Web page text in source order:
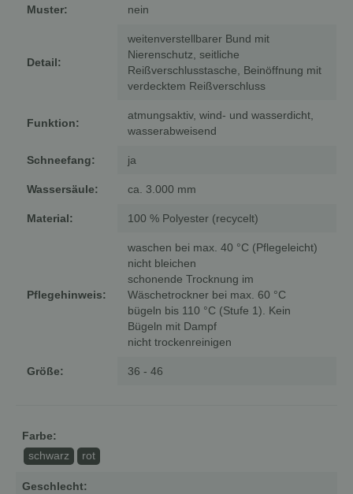
Muster: nein
Detail:
weitenverstellbarer Bund mit
Nierenschutz, seitliche
Reißverschlusstasche, Beinöffnung mit
verdecktem Reißverschluss
Funktion:
atmungsaktiv, wind- und wasserdicht,
wasserabweisend
Schneefang: ja
Wassersäule: ca. 3.000 mm
Material: 100 % Polyester (recycelt)
Pflegehinweis:
waschen bei max. 40 °C (Pflegeleicht)
nicht bleichen
schonende Trocknung im
Wäschetrockner bei max. 60 °C
bügeln bis 110 °C (Stufe 1). Kein
Bügeln mit Dampf
nicht trockenreinigen
Größe: 36 - 46
Farbe:
schwarz rot
Geschlecht: